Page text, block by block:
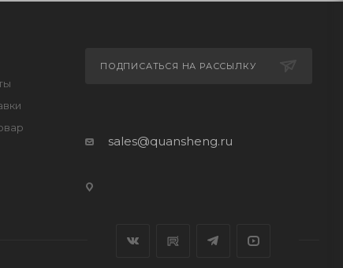
ПОДПИСАТЬСЯ НА РАССЫЛКУ
sales@quansheng.ru